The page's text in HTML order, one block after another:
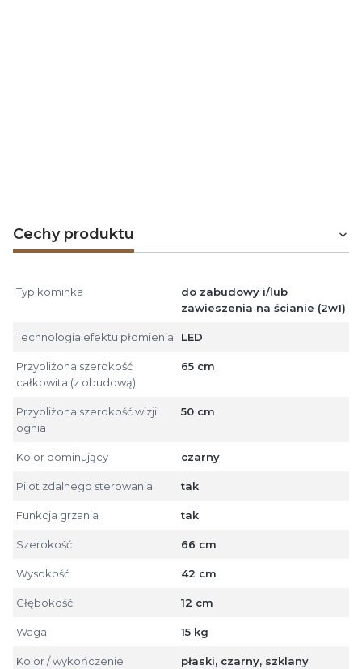
Cechy produktu
Typ kominka
do zabudowy i/lub
zawieszenia na ścianie (2w1)
Technologia efektu płomienia LED
Przybliżona szerokość
całkowita (z obudową)
65 cm
Przybliżona szerokość wizji
ognia
50 cm
Kolor dominujący czarny
Pilot zdalnego sterowania tak
Funkcja grzania tak
Szerokość 66 cm
Wysokość 42 cm
Głębokość 12 cm
Waga 15 kg
Kolor / wykończenie
płaski, czarny, szklany